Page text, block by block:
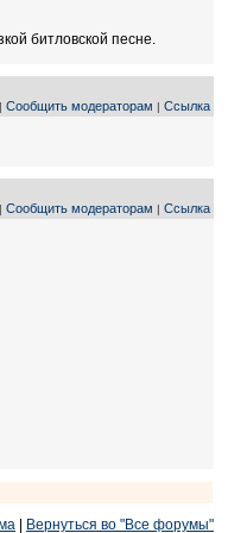
битловской песне.
| Сообщить модераторам | Ссылка
| Сообщить модераторам | Ссылка
Вернуться во "Все форумы"